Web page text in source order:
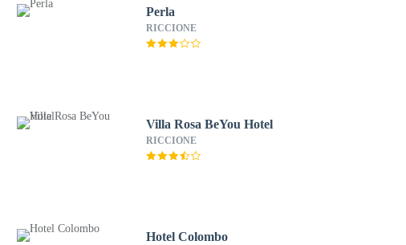
Perla
RICCIONE
Villa Rosa BeYou Hotel
RICCIONE
Hotel Colombo